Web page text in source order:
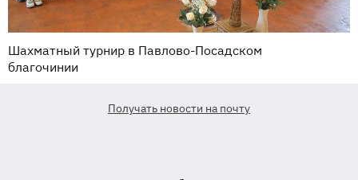
Шахматный турнир в Павлово-Посадском
благочинии
Получать новости на почту